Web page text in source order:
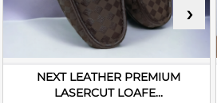
NEXT LEATHER PREMIUM
LASERCUT LOAFE...
›